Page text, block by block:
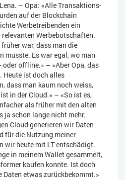
– Opa: «Alle Transaktions-
auf der Blockchain
Werbetreibenden ein
Werbebotschaften.
war, dass man die
musste. Es war egal, wo man
oder offline.» – «Aber Opa, das
Heute ist doch alles
dass man kaum noch weiss,
in der Cloud.» – «So ist es,
als früher mit den alten
ja schon lange nicht mehr.
Cloud generieren wir Daten
für die Nutzung meiner
wir heute mit LT entschädigt.
in meinem Wallet gesammelt,
kaufen konnte. Ist doch
Daten etwas zurückbekommt.»